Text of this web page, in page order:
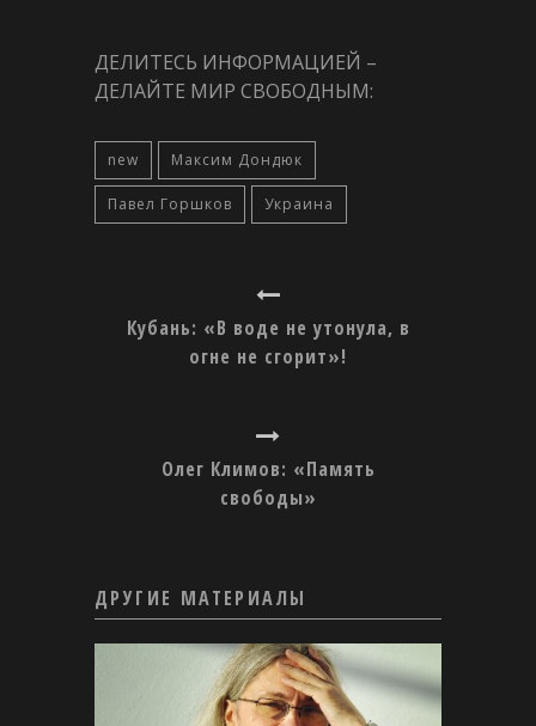
ДЕЛИТЕСЬ ИНФОРМАЦИЕЙ –
ДЕЛАЙТЕ МИР СВОБОДНЫМ:
new Максим Дондюк
Павел Горшков Украина
Кубань: «В воде не утонула, в
огне не сгорит»!
Олег Климов: «Память
свободы»
ДРУГИЕ МАТЕРИАЛЫ